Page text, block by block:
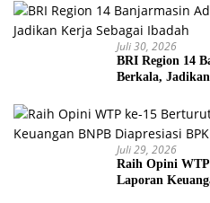
Juli 30, 2026
BRI Region 14
Berkala,
Juli 29, 2026
Raih Opini
Laporan